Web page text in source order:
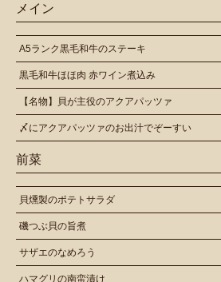
メイン
A5ランク黒毛和牛のステーキ
黒毛和牛ほほ肉 赤ワイン煮込み
【名物】貝が主役のアクアパッツァ
〆にアクアパッツァのお出汁でぞーすい
前菜
貝燻製のポテトサラダ
磯つぶ貝の旨煮
サザエのなめろう
ハマグリの南蛮漬け